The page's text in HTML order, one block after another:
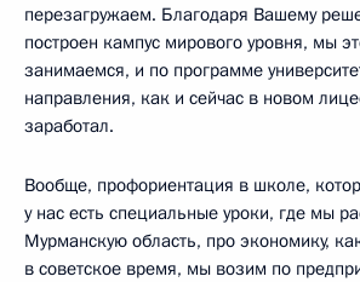
перезагружаем. Благодаря Вашему
построен кампус мирового уровня, мы
занимаемся, и по программе
направления, как и сейчас в новом
заработал.
Вообще, профориентация в школе,
у нас есть специальные уроки, где мы
Мурманскую область, про экономику,
в советское время, мы возим по